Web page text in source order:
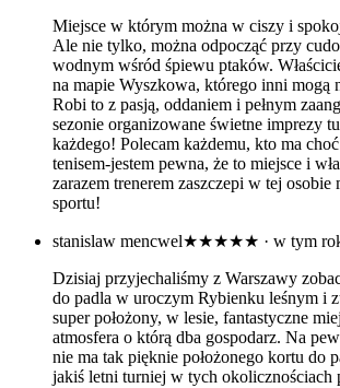
Miejsce w którym można w ciszy i
Ale nie tylko, można odpocząć przy
wodnym wśród śpiewu ptaków.
na mapie Wyszkowa, którego inni mogą
Robi to z pasją, oddaniem i pełnym
sezonie organizowane świetne imprezy
każdego! Polecam każdemu, kto ma
tenisem-jestem pewna, że to miejsce i
zarazem trenerem zaszczepi w tej osobie
sportu!
stanislaw mencwel★★★★★ · w tym
Dzisiaj przyjechaliśmy z Warszawy
do padla w uroczym Rybienku leśnym i
super położony, w lesie, fantastyczne
atmosfera o którą dba gospodarz. Na
nie ma tak pięknie położonego kortu do
jakiś letni turniej w tych okolicznościach